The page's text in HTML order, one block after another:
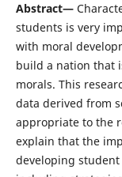
Abstract—
students is very
with moral
build a nation that
morals. This
data derived from
appropriate to the
explain that the
developing